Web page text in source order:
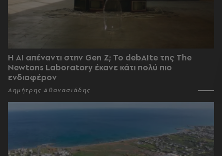
Η AI απέναντι στην Gen Z; Το debAIte της The
Newtons Laboratory έκανε κάτι πολύ πιο
ενδιαφέρον
Δημήτρης Αθανασιάδης